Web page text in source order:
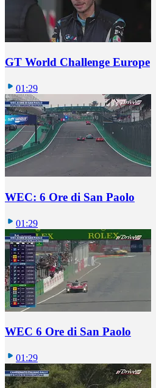
GT World Challenge Europe
01:29
WEC: 6 Ore di San Paolo
01:29
WEC 6 Ore di San Paolo
01:29